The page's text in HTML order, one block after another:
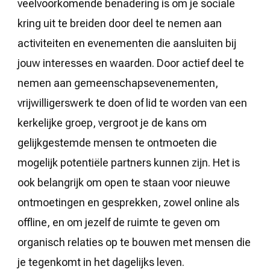
veelvoorkomende benadering is om je sociale
kring uit te breiden door deel te nemen aan
activiteiten en evenementen die aansluiten bij
jouw interesses en waarden. Door actief deel te
nemen aan gemeenschapsevenementen,
vrijwilligerswerk te doen of lid te worden van een
kerkelijke groep, vergroot je de kans om
gelijkgestemde mensen te ontmoeten die
mogelijk potentiële partners kunnen zijn. Het is
ook belangrijk om open te staan voor nieuwe
ontmoetingen en gesprekken, zowel online als
offline, en om jezelf de ruimte te geven om
organisch relaties op te bouwen met mensen die
je tegenkomt in het dagelijks leven.